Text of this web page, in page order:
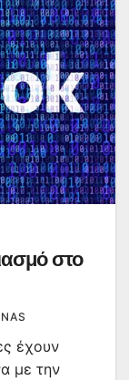
στο
έχουν
με την